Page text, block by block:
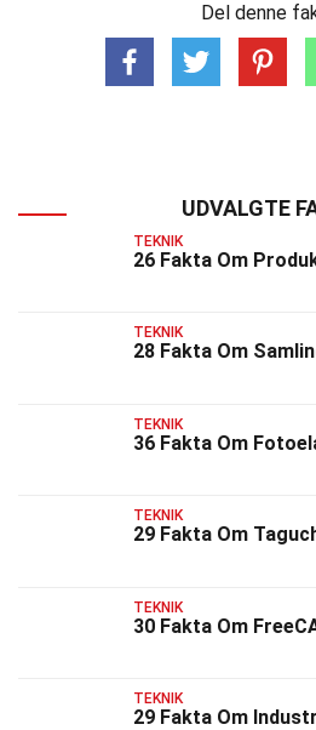
Del denne
UDVALGTE
TEKNIK
26 Fakta Om
TEKNIK
28 Fakta Om
TEKNIK
36 Fakta Om
TEKNIK
29 Fakta Om
TEKNIK
30 Fakta Om
TEKNIK
29 Fakta Om